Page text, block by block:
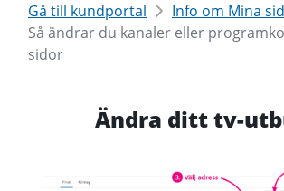
Gå till kundportal
Info om Mina
Så ändrar du kanaler eller
sidor
Ändra ditt tv-